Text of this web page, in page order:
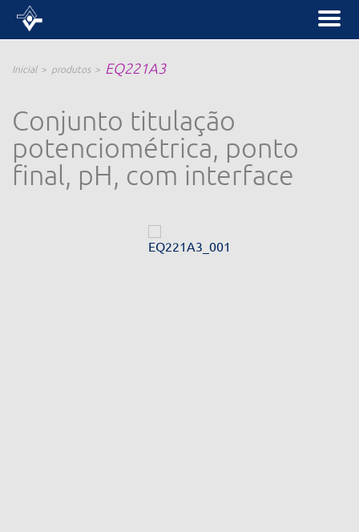
Inicial produtos EQ221A3
Conjunto titulação
potenciométrica, ponto
final, pH, com interface